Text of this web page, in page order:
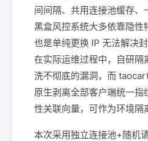
间间隔、共用连接池缓存、
黑盒风控系统大多依靠隐性
也是单纯更换 IP 无法解决
在实际运维过程中，自研隔
洗不彻底的漏洞，而
原生剥离全部客户端统一指
性关联向量，可作为环境隔
本次采用独立连接池+随机